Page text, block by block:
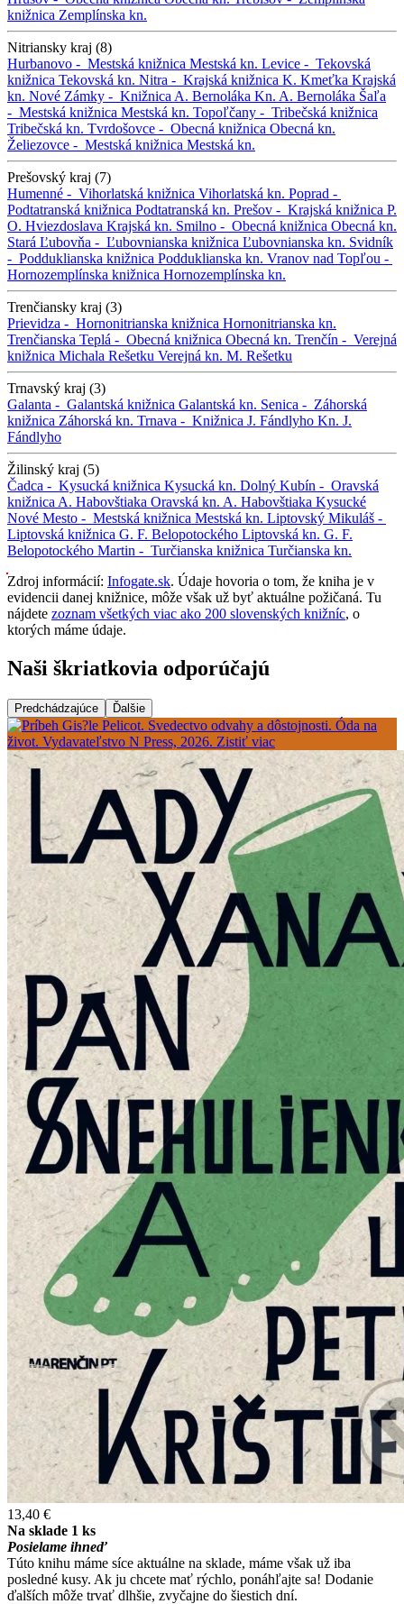
knižnica Zemplínska kn.
Nitriansky kraj (8)
Hurbanovo - Mestská knižnica Mestská kn. Levice - Tekovská
knižnica Tekovská kn. Nitra - Krajská knižnica K. Kmeťka Krajská
kn. Nové Zámky - Knižnica A. Bernoláka Kn. A. Bernoláka Šaľa
- Mestská knižnica Mestská kn. Topoľčany - Tribečská knižnica
Tribečská kn. Tvrdošovce - Obecná knižnica Obecná kn.
Želiezovce - Mestská knižnica Mestská kn.
Prešovský kraj (7)
Humenné - Vihorlatská knižnica Vihorlatská kn. Poprad -
Podtatranská knižnica Podtatranská kn. Prešov - Krajská knižnica P.
O. Hviezdoslava Krajská kn. Smilno - Obecná knižnica Obecná kn.
Stará Ľubovňa - Ľubovnianska knižnica Ľubovnianska kn. Svidník
- Podduklianska knižnica Podduklianska kn. Vranov nad Topľou -
Hornozemplínska knižnica Hornozemplínska kn.
Trenčiansky kraj (3)
Prievidza - Hornonitrianska knižnica Hornonitrianska kn.
Trenčianska Teplá - Obecná knižnica Obecná kn. Trenčín - Verejná
knižnica Michala Rešetku Verejná kn. M. Rešetku
Trnavský kraj (3)
Galanta - Galantská knižnica Galantská kn. Senica - Záhorská
knižnica Záhorská kn. Trnava - Knižnica J. Fándlyho Kn. J.
Fándlyho
Žilinský kraj (5)
Čadca - Kysucká knižnica Kysucká kn. Dolný Kubín - Oravská
knižnica A. Habovštiaka Oravská kn. A. Habovštiaka Kysucké
Nové Mesto - Mestská knižnica Mestská kn. Liptovský Mikuláš -
Liptovská knižnica G. F. Belopotockého Liptovská kn. G. F.
Belopotockého Martin - Turčianska knižnica Turčianska kn.
Zdroj informácií: Infogate.sk. Údaje hovoria o tom, že kniha je v
evidencii danej knižnice, môže však už byť aktuálne požičaná. Tu
nájdete zoznam všetkých viac ako 200 slovenských knižníc, o
ktorých máme údaje.
Naši škriatkovia odporúčajú
Predchádzajúce Ďalšie
13,40 €
Na sklade 1 ks
Posielame ihneď
Túto knihu máme síce aktuálne na sklade, máme však už iba
posledné kusy. Ak ju chcete mať rýchlo, ponáhľajte sa! Dodanie
ďalších môže trvať dlhšie, zvyčajne do šiestich dní.